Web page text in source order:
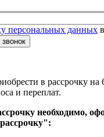
персональных данных
в рассрочку на
и переплат.
необходимо,